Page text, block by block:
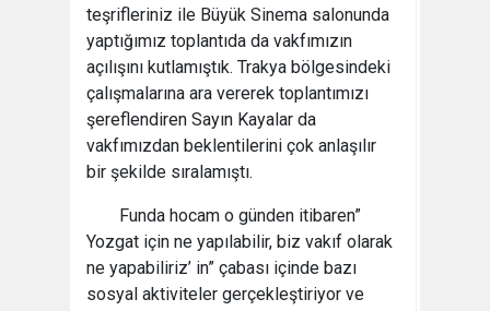
teşrifleriniz ile Büyük Sinema salonunda
yaptığımız toplantıda da vakfımızın
açılışını kutlamıştık. Trakya bölgesindeki
çalışmalarına ara vererek toplantımızı
şereflendiren Sayın Kayalar da
vakfımızdan beklentilerini çok anlaşılır
bir şekilde sıralamıştı.
Funda hocam o günden itibaren”
Yozgat için ne yapılabilir, biz vakıf olarak
ne yapabiliriz’ in” çabası içinde bazı
sosyal aktiviteler gerçekleştiriyor ve